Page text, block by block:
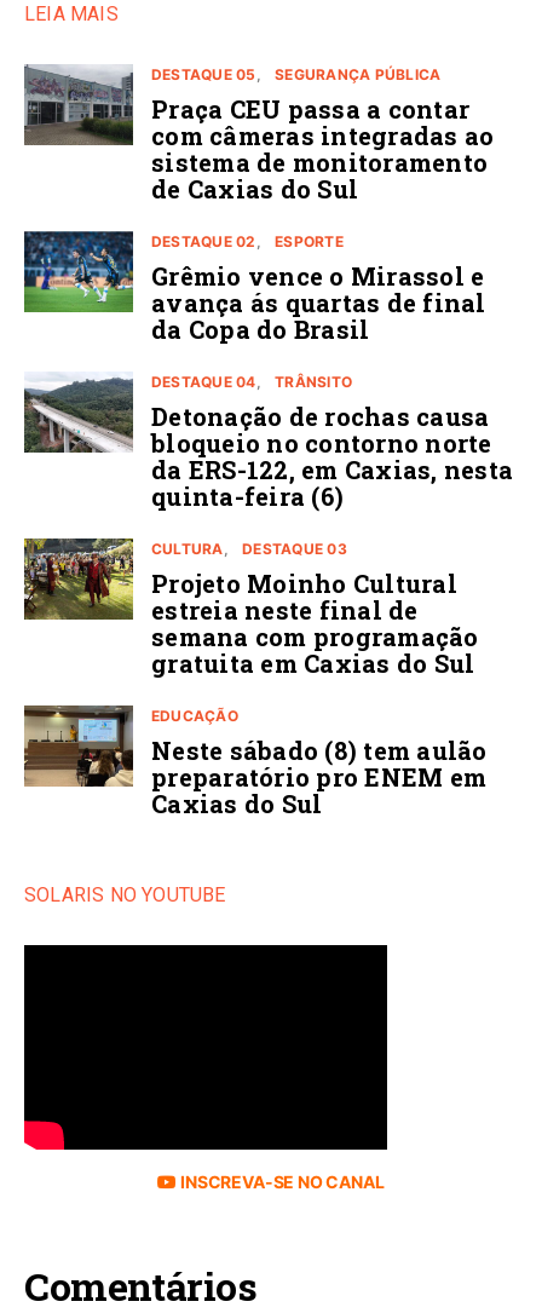
LEIA MAIS
DESTAQUE 05 SEGURANÇA PÚBLICA
Praça CEU passa a contar
com câmeras integradas ao
sistema de monitoramento
de Caxias do Sul
DESTAQUE 02 ESPORTE
Grêmio vence o Mirassol e
avança ás quartas de final
da Copa do Brasil
DESTAQUE 04 TRÂNSITO
Detonação de rochas causa
bloqueio no contorno norte
da ERS-122, em Caxias, nesta
quinta-feira (6)
CULTURA DESTAQUE 03
Projeto Moinho Cultural
estreia neste final de
semana com programação
gratuita em Caxias do Sul
EDUCAÇÃO
Neste sábado (8) tem aulão
preparatório pro ENEM em
Caxias do Sul
SOLARIS NO YOUTUBE
INSCREVA-SE NO CANAL
Comentários